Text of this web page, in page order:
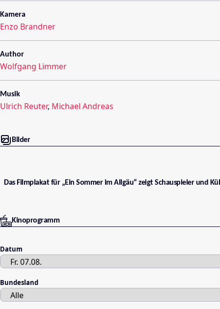
Kamera
Enzo Brandner
Author
Wolfgang Limmer
Musik
Ulrich Reuter, Michael Andreas
Bilder
Das Filmplakat für „Ein Sommer im Allgäu“ zeigt Schauspieler und
Kinoprogramm
Datum
Bundesland